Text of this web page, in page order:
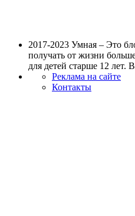
2017-2023 Умная – Это
получать от жизни
для детей старше 12 лет.
Реклама на сайте
Контакты